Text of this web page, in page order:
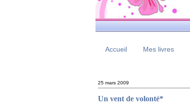
Accueil Mes livres
25 mars 2009
Un vent de volonté*